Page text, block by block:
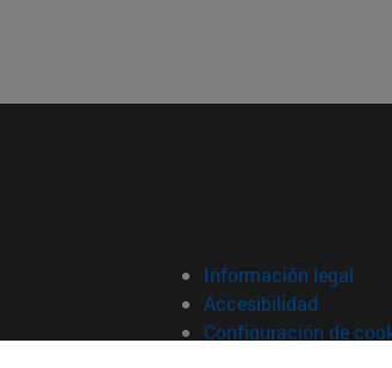
Información legal
Accesibilidad
Configuración de